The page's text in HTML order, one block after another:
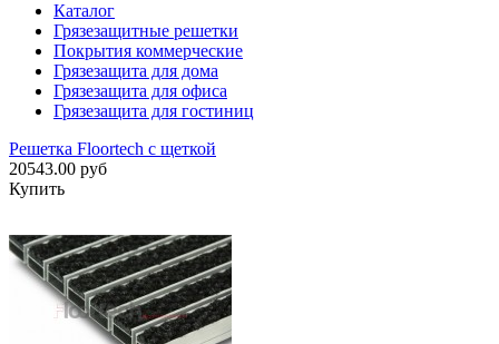
Каталог
Грязезащитные решетки
Покрытия коммерческие
Грязезащита для дома
Грязезащита для офиса
Грязезащита для гостиниц
Решетка Floortech с щеткой
20543.00 руб
Купить